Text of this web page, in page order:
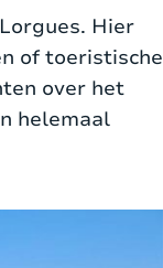
Hier
of toeristische
over het
helemaal